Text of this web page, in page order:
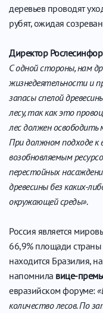
деревьев проводят
рубят, ожидая
Директор
С одной стороны, нам
жизнедеятельности и
запасы спелой
лесу, так как это
лес должен освободить
При должном подходе к
возобновляемым
перестойных
древесины без каких-
окружающей среды».
Россия является
66,9% площади
находится Бразилия,
напомнила вице-
евразийском форуме:
количество лесов. По